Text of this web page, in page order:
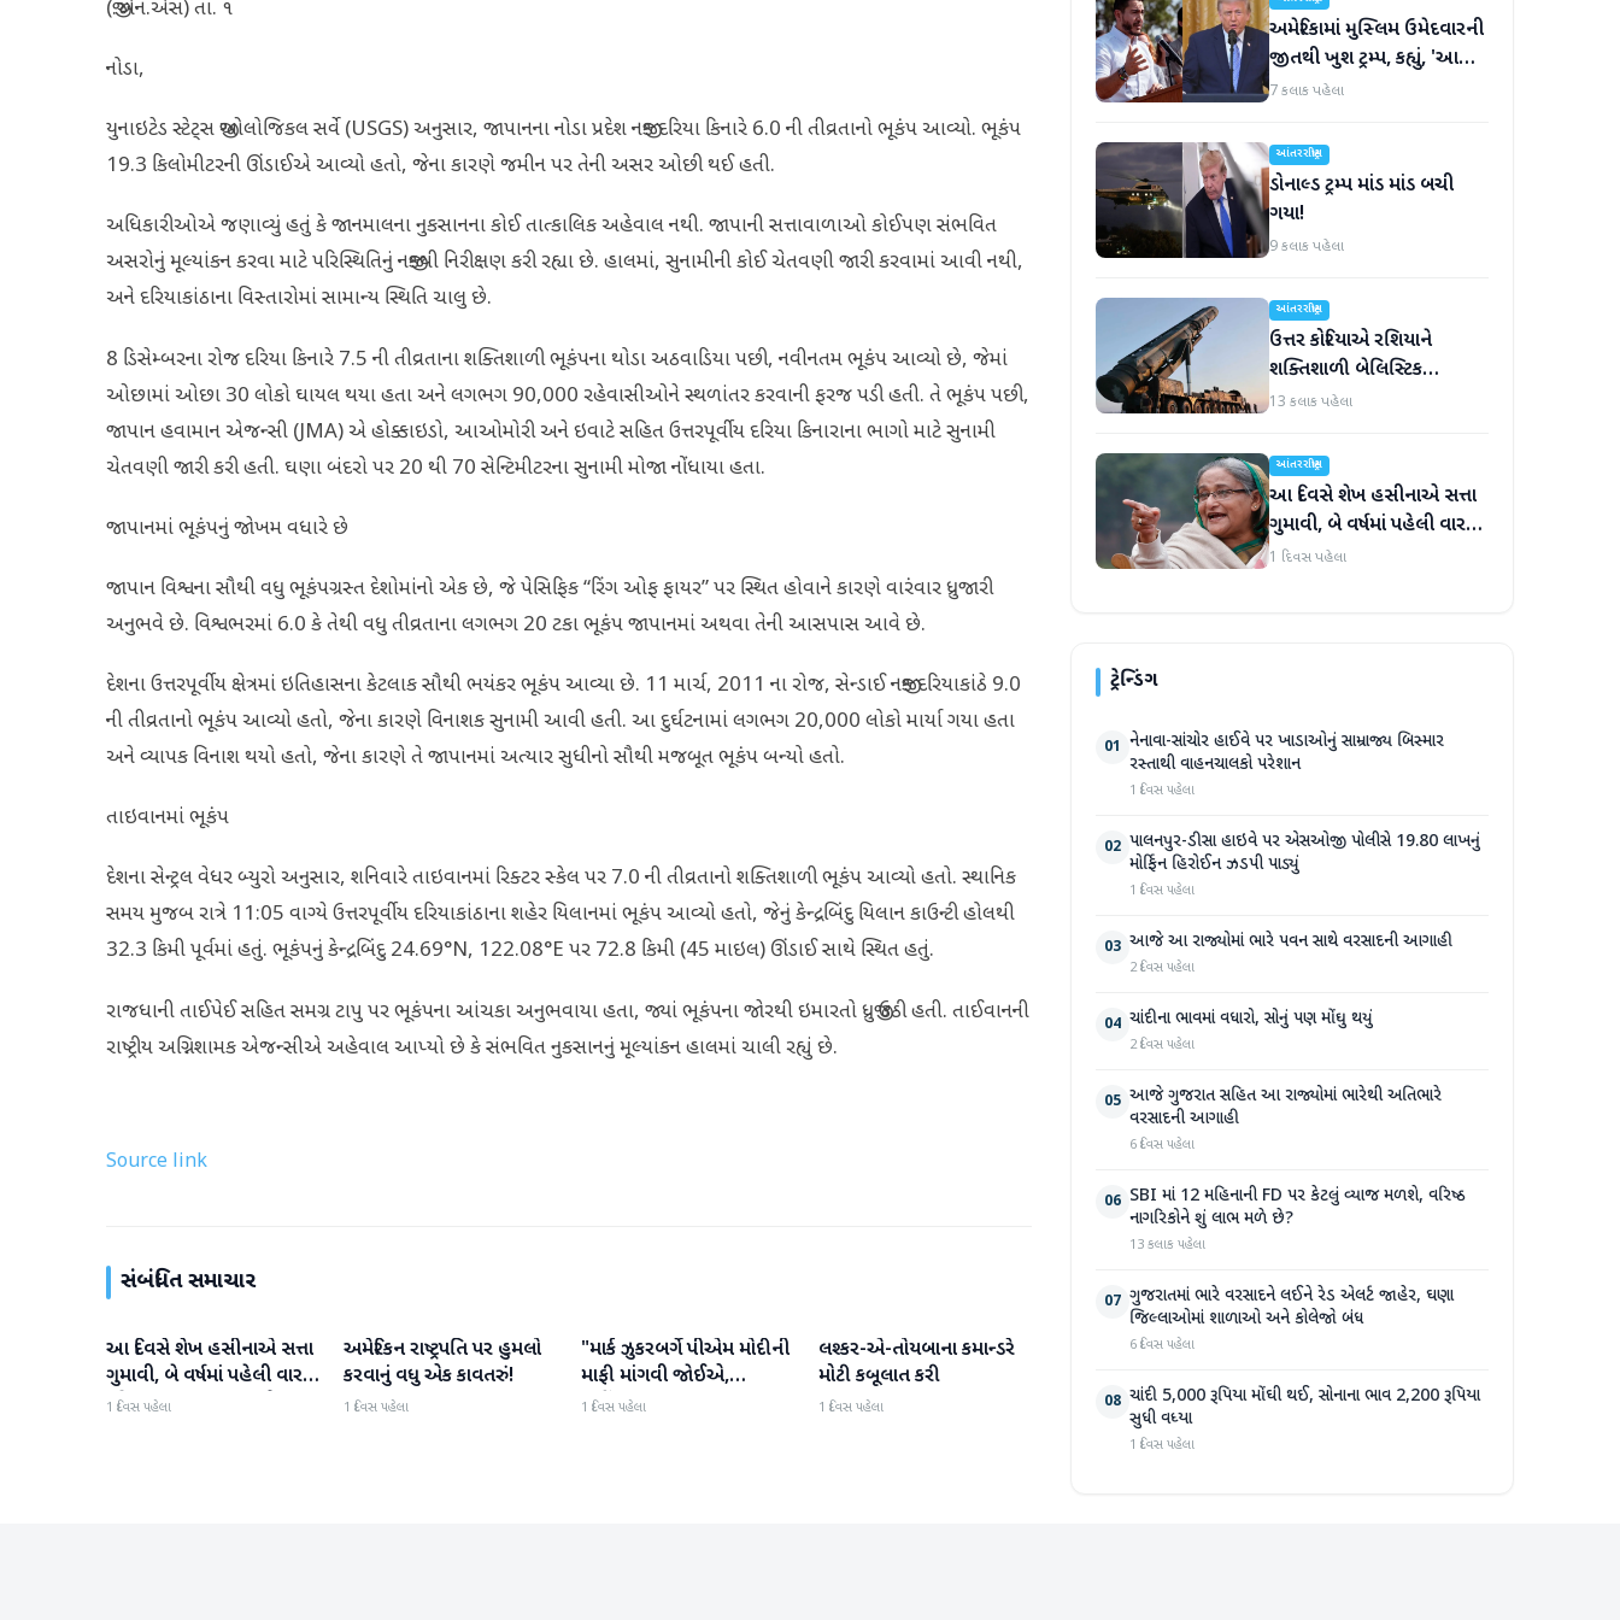
(જી.એન.એસ) તા. ૧
નોડા,
યુનાઇટેડ સ્ટેટ્સ જીઓલોજિકલ સર્વે (USGS) અનુસાર, જાપાનના નોડા પ્રદેશ નજીક દરિયા કિનારે 6.0 ની તીવ્રતાનો ભૂકંપ આવ્યો. ભૂકંપ
19.3 કિલોમીટરની ઊંડાઈએ આવ્યો હતો, જેના કારણે જમીન પર તેની અસર ઓછી થઈ હતી.
અધિકારીઓએ જણાવ્યું હતું કે જાનમાલના નુકસાનના કોઈ તાત્કાલિક અહેવાલ નથી. જાપાની સત્તાવાળાઓ કોઈપણ સંભવિત
અસરોનું મૂલ્યાંકન કરવા માટે પરિસ્થિતિનું નજીકથી નિરીક્ષણ કરી રહ્યા છે. હાલમાં, સુનામીની કોઈ ચેતવણી જારી કરવામાં આવી નથી,
અને દરિયાકાંઠાના વિસ્તારોમાં સામાન્ય સ્થિતિ ચાલુ છે.
8 ડિસેમ્બરના રોજ દરિયા કિનારે 7.5 ની તીવ્રતાના શક્તિશાળી ભૂકંપના થોડા અઠવાડિયા પછી, નવીનતમ ભૂકંપ આવ્યો છે, જેમાં
ઓછામાં ઓછા 30 લોકો ઘાયલ થયા હતા અને લગભગ 90,000 રહેવાસીઓને સ્થળાંતર કરવાની ફરજ પડી હતી. તે ભૂકંપ પછી,
જાપાન હવામાન એજન્સી (JMA) એ હોક્કાઇડો, આઓમોરી અને ઇવાટે સહિત ઉત્તરપૂર્વીય દરિયા કિનારાના ભાગો માટે સુનામી
ચેતવણી જારી કરી હતી. ઘણા બંદરો પર 20 થી 70 સેન્ટિમીટરના સુનામી મોજા નોંધાયા હતા.
જાપાનમાં ભૂકંપનું જોખમ વધારે છે
જાપાન વિશ્વના સૌથી વધુ ભૂકંપગ્રસ્ત દેશોમાંનો એક છે, જે પેસિફિક “રિંગ ઓફ ફાયર” પર સ્થિત હોવાને કારણે વારંવાર ધ્રુજારી
અનુભવે છે. વિશ્વભરમાં 6.0 કે તેથી વધુ તીવ્રતાના લગભગ 20 ટકા ભૂકંપ જાપાનમાં અથવા તેની આસપાસ આવે છે.
દેશના ઉત્તરપૂર્વીય ક્ષેત્રમાં ઇતિહાસના કેટલાક સૌથી ભયંકર ભૂકંપ આવ્યા છે. 11 માર્ચ, 2011 ના રોજ, સેન્ડાઈ નજીક દરિયાકાંઠે 9.0
ની તીવ્રતાનો ભૂકંપ આવ્યો હતો, જેના કારણે વિનાશક સુનામી આવી હતી. આ દુર્ઘટનામાં લગભગ 20,000 લોકો માર્યા ગયા હતા
અને વ્યાપક વિનાશ થયો હતો, જેના કારણે તે જાપાનમાં અત્યાર સુધીનો સૌથી મજબૂત ભૂકંપ બન્યો હતો.
તાઇવાનમાં ભૂકંપ
દેશના સેન્ટ્રલ વેધર બ્યુરો અનુસાર, શનિવારે તાઇવાનમાં રિક્ટર સ્કેલ પર 7.0 ની તીવ્રતાનો શક્તિશાળી ભૂકંપ આવ્યો હતો. સ્થાનિક
સમય મુજબ રાત્રે 11:05 વાગ્યે ઉત્તરપૂર્વીય દરિયાકાંઠાના શહેર યિલાનમાં ભૂકંપ આવ્યો હતો, જેનું કેન્દ્રબિંદુ યિલાન કાઉન્ટી હોલથી
32.3 કિમી પૂર્વમાં હતું. ભૂકંપનું કેન્દ્રબિંદુ 24.69°N, 122.08°E પર 72.8 કિમી (45 માઇલ) ઊંડાઈ સાથે સ્થિત હતું.
રાજધાની તાઈપેઈ સહિત સમગ્ર ટાપુ પર ભૂકંપના આંચકા અનુભવાયા હતા, જ્યાં ભૂકંપના જોરથી ઇમારતો ધ્રુજી ઉઠી હતી. તાઈવાનની
રાષ્ટ્રીય અગ્નિશામક એજન્સીએ અહેવાલ આપ્યો છે કે સંભવિત નુકસાનનું મૂલ્યાંકન હાલમાં ચાલી રહ્યું છે.
Source link
સંબંધિત સમાચાર
આંતરરાષ્ટ્રીય
આ દિવસે શેખ હસીનાએ સત્તા
ગુમાવી, બે વર્ષમાં પહેલી વાર
દુનિયા સમક્ષ હાજર થશે
1 દિવસ પહેલા
આંતરરાષ્ટ્રીય
અમેરિકન રાષ્ટ્રપતિ પર હુમલો
કરવાનું વધુ એક કાવતરું!
1 દિવસ પહેલા
આંતરરાષ્ટ્રીય
"માર્ક ઝુકરબર્ગે પીએમ મોદીની
માફી માંગવી જોઈએ,
નહીંતર..."
1 દિવસ પહેલા
આંતરરાષ્ટ્રીય
લશ્કર-એ-તોયબાના કમાન્ડરે
મોટી કબૂલાત કરી
1 દિવસ પહેલા
અમેરિકામાં મુસ્લિમ ઉમેદવારની
જીતથી ખુશ ટ્રમ્પ, કહ્યું, 'આ
અમારા માટે સારા સમાચાર છે'
7 કલાક પહેલા
આંતરરાષ્ટ્રીય
ડોનાલ્ડ ટ્રમ્પ માંડ માંડ બચી
ગયા!
9 કલાક પહેલા
આંતરરાષ્ટ્રીય
ઉત્તર કોરિયાએ રશિયાને
શક્તિશાળી બેલિસ્ટિક
મિસાઇલ આપી, યુક્રેન ગુસ્સે
13 કલાક પહેલા
આંતરરાષ્ટ્રીય
આ દિવસે શેખ હસીનાએ સત્તા
ગુમાવી, બે વર્ષમાં પહેલી વાર
દુનિયા સમક્ષ હાજર થશે
1 દિવસ પહેલા
ટ્રેન્ડિંગ
01 નેનાવા-સાંચોર હાઈવે પર ખાડાઓનું સામ્રાજ્ય બિસ્માર
રસ્તાથી વાહનચાલકો પરેશાન
1 દિવસ પહેલા
02 પાલનપુર-ડીસા હાઇવે પર એસઓજી પોલીસે 19.80 લાખનું
મોર્ફિન હિરોઈન ઝડપી પાડ્યું
1 દિવસ પહેલા
03 આજે આ રાજ્યોમાં ભારે પવન સાથે વરસાદની આગાહી
2 દિવસ પહેલા
04 ચાંદીના ભાવમાં વધારો, સોનું પણ મોંઘુ થયું
2 દિવસ પહેલા
05 આજે ગુજરાત સહિત આ રાજ્યોમાં ભારેથી અતિભારે
વરસાદની આગાહી
6 દિવસ પહેલા
06 SBI માં 12 મહિનાની FD પર કેટલું વ્યાજ મળશે, વરિષ્ઠ
નાગરિકોને શું લાભ મળે છે?
13 કલાક પહેલા
07 ગુજરાતમાં ભારે વરસાદને લઈને રેડ એલર્ટ જાહેર, ઘણા
જિલ્લાઓમાં શાળાઓ અને કોલેજો બંધ
6 દિવસ પહેલા
08 ચાંદી 5,000 રૂપિયા મોંઘી થઈ, સોનાના ભાવ 2,200 રૂપિયા
સુધી વધ્યા
1 દિવસ પહેલા